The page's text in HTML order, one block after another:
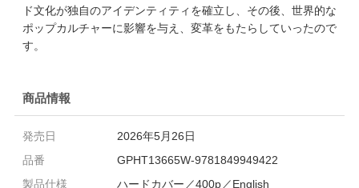
ド文化が独自のアイデンティティを確立し、その後、世界的な
ポップカルチャーに影響を与え、変革をもたらしていったので
す。
商品情報
発売日
2026年5月26日
品番
GPHT13665W-9781849949422
製品仕様
ハードカバー／400p／English